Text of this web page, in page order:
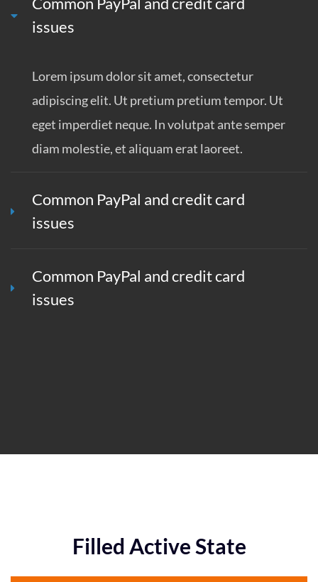
issues
Lorem ipsum dolor sit amet, consectetur
adipiscing elit. Ut pretium pretium tempor. Ut
eget imperdiet neque. In volutpat ante semper
diam molestie, et aliquam erat laoreet.
Common PayPal and credit card
issues
Common PayPal and credit card
issues
Filled Active State